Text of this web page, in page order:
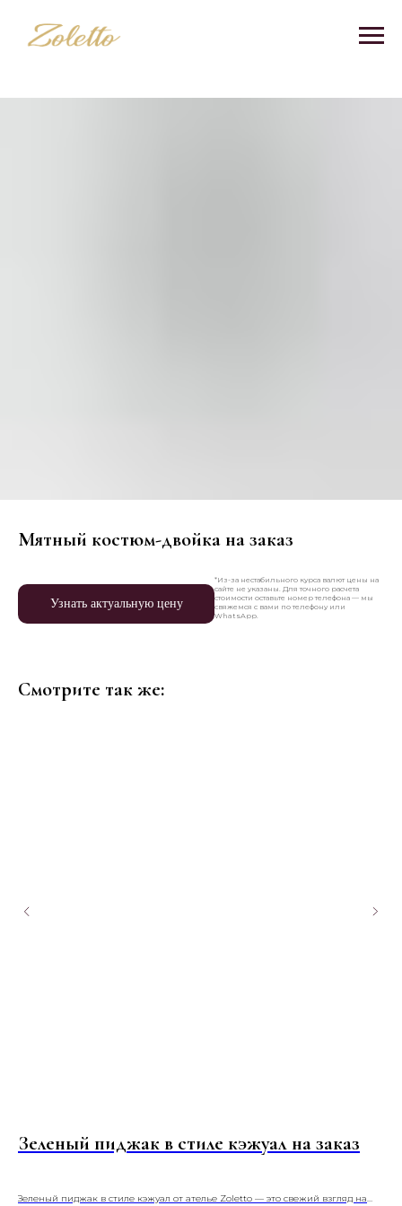
Мятный костюм-двойка на заказ
Узнать актуальную цену
*Из-за нестабильного курса валют цены на
сайте не указаны. Для точного расчета
стоимости оставьте номер телефона — мы
свяжемся с вами по телефону или
WhatsApp.
Смотрите так же:
Зеленый пиджак в стиле кэжуал на заказ
Зеленый пиджак в стиле кэжуал от ателье Zoletto — это свежий взгляд на